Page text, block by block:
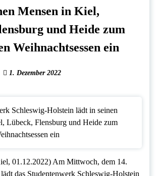
Mensen in Kiel,
und Heide zum
Weihnachtsessen ein
1. Dezember 2022
01.12.2022) Am Mittwoch, dem 14.
das Studentenwerk Schleswig-Holstein